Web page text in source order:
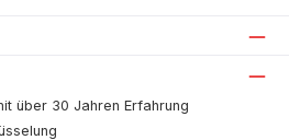
über 30 Jahren Erfahrung